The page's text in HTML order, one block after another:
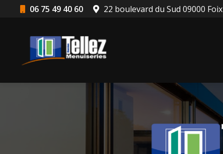
06 75 49 40 60 22 boulevard du Sud 09000 Foix